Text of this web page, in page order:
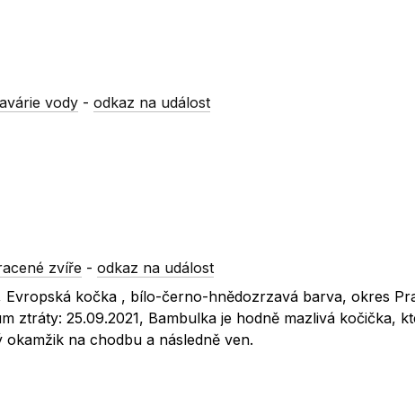
vody -odkaz na událost
zvíře -odkaz na událost
kočka , bílo-černo-hnědozrzavá barva, okres
ztráty: 25.09.2021, Bambulka je hodně mazlivá kočička,
na chodbu a následně ven.